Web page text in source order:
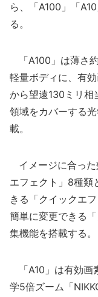
ら、「A100」「
る。
「A100」は薄さ
軽量ボディに、有
から望遠130ミリ
領域をカバーする
載。
イメージに合った
エフェクト」8種類
きる「クイックエ
簡単に変更できる
集機能を搭載する。
「A10」は有効画
学5倍ズーム「